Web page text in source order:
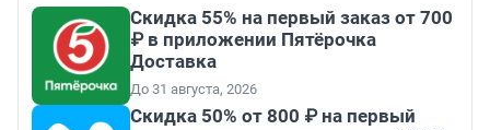
Скидка 55% на первый заказ от 700
₽ в приложении Пятёрочка
Доставка
До 31 августа, 2026
Скидка 50% от 800 ₽ на первый